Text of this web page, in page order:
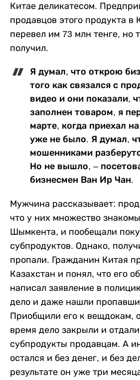
Китае деликатесом.
продавцов этого продукта в
перевел им 73 млн тенге, но
получил.
Я думал, что открою
того как связался с
видео и они показали,
заполнен товаром, я
марте, когда приехал
уже не было. Я думал,
мошенниками
Но не вышло, –
бизнесмен Ван Ир Чан.
Мужчина рассказывает:
что у них множество
Шымкента, и пообещали
субпродуктов. Однако,
пропали. Гражданин Китая
Казахстан и понял, что его
написал заявление в
дело и даже нашли
Приобщили его к вещдокам,
время дело закрыли и
субпродукты продавцам. А
остался и без денег, и без
результате он уже три